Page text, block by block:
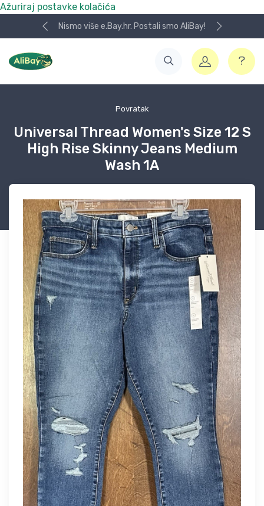
Ažuriraj postavke kolačića
Nismo više e.Bay.hr. Postali smo AliBay!
Povratak
Universal Thread Women's Size 12 S
High Rise Skinny Jeans Medium
Wash 1A